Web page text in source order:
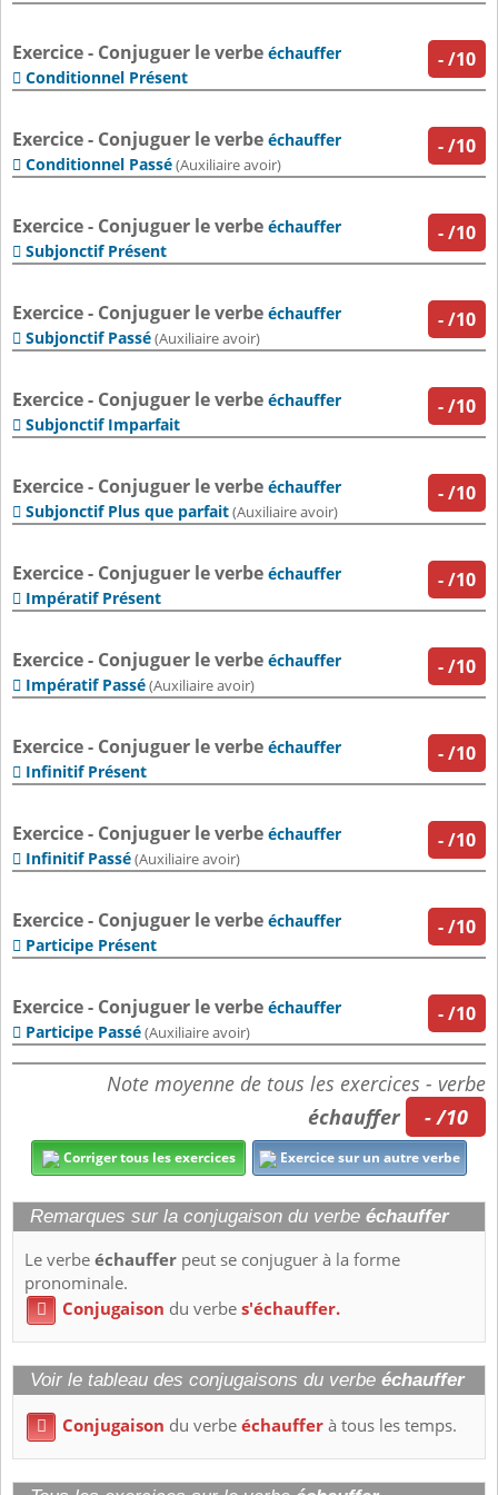
-/10
Exercice - Conjuguer le verbe échauffer
 Conditionnel Présent
-/10
Exercice - Conjuguer le verbe échauffer
 Conditionnel Passé(Auxiliaire avoir)
-/10
Exercice - Conjuguer le verbe échauffer
 Subjonctif Présent
-/10
Exercice - Conjuguer le verbe échauffer
 Subjonctif Passé(Auxiliaire avoir)
-/10
Exercice - Conjuguer le verbe échauffer
 Subjonctif Imparfait
-/10
Exercice - Conjuguer le verbe échauffer
 Subjonctif Plus que parfait(Auxiliaire avoir)
-/10
Exercice - Conjuguer le verbe échauffer
 Impératif Présent
-/10
Exercice - Conjuguer le verbe échauffer
 Impératif Passé(Auxiliaire avoir)
-/10
Exercice - Conjuguer le verbe échauffer
 Infinitif Présent
-/10
Exercice - Conjuguer le verbe échauffer
 Infinitif Passé(Auxiliaire avoir)
-/10
Exercice - Conjuguer le verbe échauffer
 Participe Présent
-/10
Exercice - Conjuguer le verbe échauffer
 Participe Passé(Auxiliaire avoir)
Note moyenne de tous les exercices - verbe
échauffer
- /10
Corriger tous les exercices Exercice sur un autre verbe
Remarques sur la conjugaison du verbe échauffer
Le verbeéchauffer peut se conjuguer à la forme
pronominale.
 Conjugaison du verbes'échauffer.
Voir le tableau des conjugaisons du verbe échauffer
 Conjugaison du verbeéchaufferà tous les temps.